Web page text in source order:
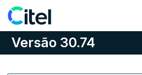
Pular para o conteúdo
Versão 30.74